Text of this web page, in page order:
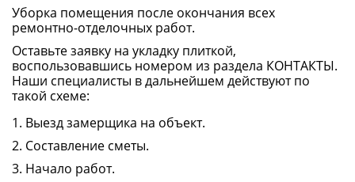
Уборка помещения после окончания всех
ремонтно-отделочных работ.
Оставьте заявку на укладку плиткой,
воспользовавшись номером из раздела КОНТАКТЫ.
Наши специалисты в дальнейшем действуют по
такой схеме:
Выезд замерщика на объект.
Составление сметы.
Начало работ.